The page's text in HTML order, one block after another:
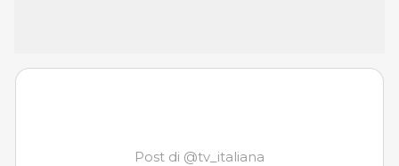
Post di @tv_italiana